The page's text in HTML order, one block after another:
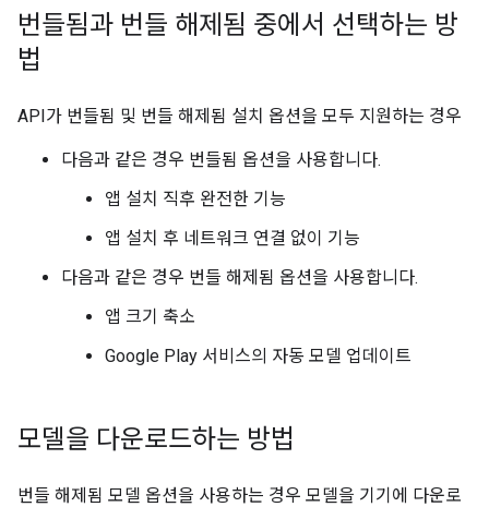
번들됨과 번들 해제됨 중에서 선택하는 방
법
API가 번들됨 및 번들 해제됨 설치 옵션을 모두 지원하는 경우
다음과 같은 경우 번들됨 옵션을 사용합니다.
앱 설치 직후 완전한 기능
앱 설치 후 네트워크 연결 없이 기능
다음과 같은 경우 번들 해제됨 옵션을 사용합니다.
앱 크기 축소
Google Play 서비스의 자동 모델 업데이트
모델을 다운로드하는 방법
번들 해제됨 모델 옵션을 사용하는 경우 모델을 기기에 다운로